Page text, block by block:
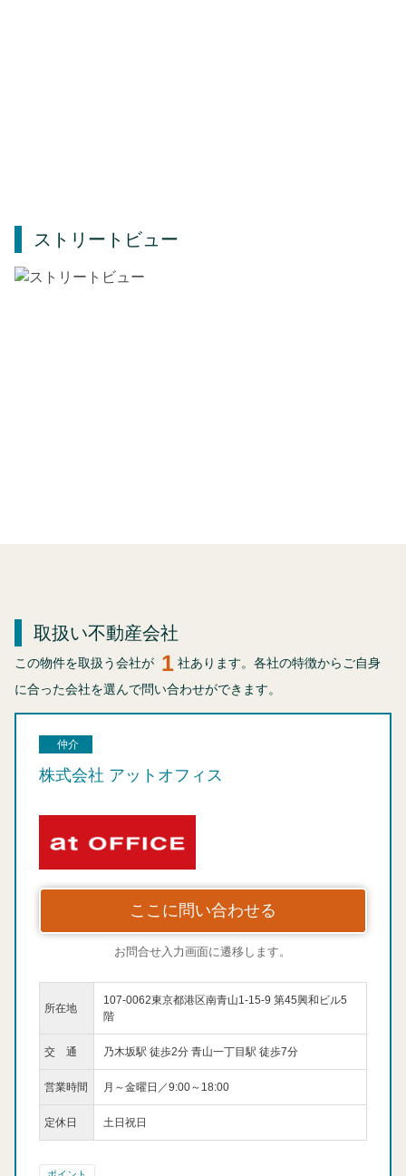
ストリートビュー
取扱い不動産会社
この物件を取扱う会社が 1 社あります。各社の特徴からご自身
に合った会社を選んで問い合わせができます。
仲介
株式会社 アットオフィス
ここに問い合わせる
お問合せ入力画面に遷移します。
所在地
107-0062東京都港区南青山1-15-9 第45興和ビル5
階
交 通 乃木坂駅 徒歩2分 青山一丁目駅 徒歩7分
営業時間 月～金曜日／9:00～18:00
定休日 土日祝日